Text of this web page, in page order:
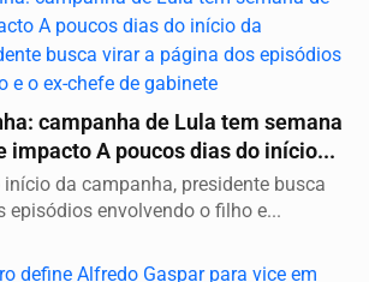
campanha de Lula tem semana
impacto A poucos dias do início...
da campanha, presidente busca
episódios envolvendo o filho e...